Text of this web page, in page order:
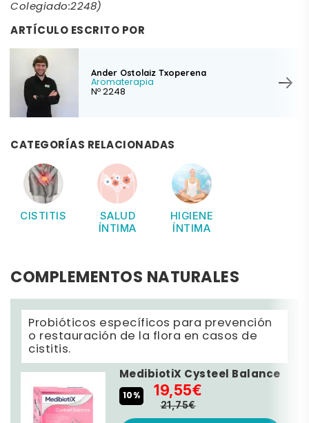
Colegiado:2248)
ARTÍCULO ESCRITO POR
Ander Ostolaiz Txoperena
Aromaterapia
Nº 2248
CATEGORÍAS RELACIONADAS
CISTITIS
SALUD
ÍNTIMA
HIGIENE
ÍNTIMA
COMPLEMENTOS NATURALES
Probióticos específicos para prevención
o restauración de la flora en casos de
cistitis.
MedibiotiX Cysteel Balance
10% 19,55€
21,75€